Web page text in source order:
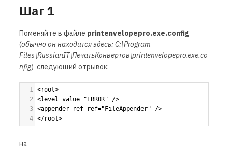
Шаг 1
Поменяйте в файле printenvelopepro.exe.config
(обычно он находится здесь:C:\Program
Files\RussianIT\ПечатьКонвертов\printenvelopepro.exe.co
nfig) следующий отрывок:
1
<root>
2
<level value="ERROR" />
3 <appender-ref ref="FileAppender" />
4 </root>
на